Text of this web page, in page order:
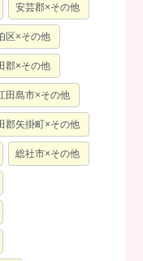
安芸郡×その他
区×その他
郡×その他
田島市×その他
郡矢掛町×その他
総社市×その他